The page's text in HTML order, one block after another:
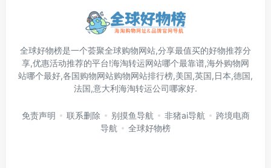
全球好物榜是一个荟聚全球购物网站,分享最值买的好物推荐分
享,优惠活动推荐的平台!海淘转运网站哪个最靠谱,海外购物网
站哪个最好,各国购物网站购物网站排行榜,美国,英国,日本,德国,
法国,意大利海淘转运公司哪家好.
免责声明 联系删除 别摸鱼导航 非猪ai导航
跨境电商
导航
全球好物榜